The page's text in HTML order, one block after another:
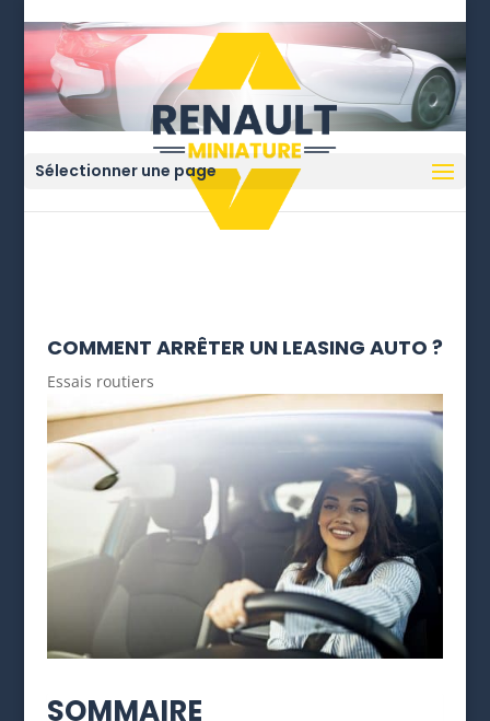
Sélectionner une page
COMMENT ARRÊTER UN LEASING AUTO ?
Essais routiers
SOMMAIRE